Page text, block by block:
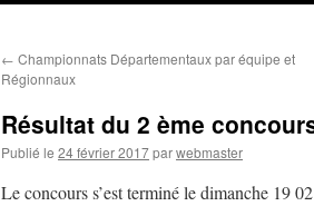
← Championnats Départementaux par équipe et
Régionnaux
Résultat du 2 ème
Publié le 24 février 2017parwebmaster
Le concours s’est terminé le dimanche 19